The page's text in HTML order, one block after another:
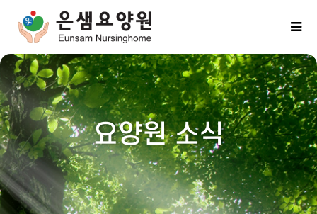
요양원 소식